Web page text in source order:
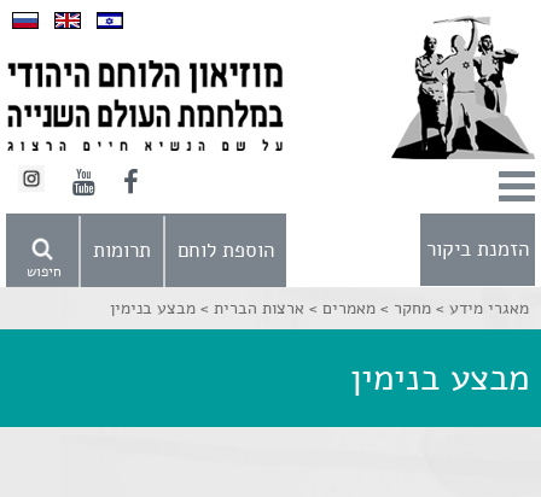
הזמנת ביקור
חיפוש
הוספת לוחם תרומות
מאגרי מידע > מחקר > מאמרים > ארצות הברית > מבצע בנימין
מבצע בנימין